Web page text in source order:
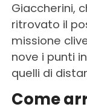
Giaccherini,
ritrovato il
missione
nove i punti
quelli di
Come